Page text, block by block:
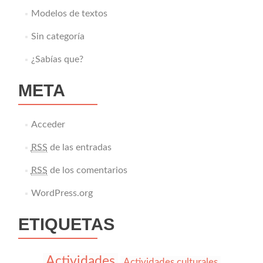
Modelos de textos
Sin categoría
¿Sabías que?
META
Acceder
RSS de las entradas
RSS de los comentarios
WordPress.org
ETIQUETAS